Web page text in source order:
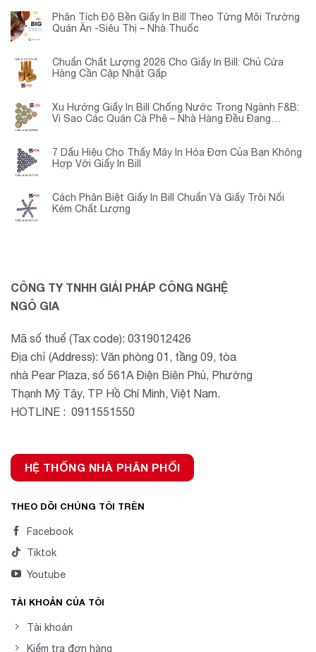
Phân Tích Độ Bền Giấy In Bill Theo Từng Môi Trường
Quán Ăn -Siêu Thị – Nhà Thuốc
Chuẩn Chất Lượng 2026 Cho Giấy In Bill: Chủ Cửa
Hàng Cần Cập Nhật Gấp
Xu Hướng Giấy In Bill Chống Nước Trong Ngành F&B:
Vì Sao Các Quán Cà Phê – Nhà Hàng Đều Đang
7 Dấu Hiệu Cho Thấy Máy In Hóa Đơn Của Bạn Không
Hợp Với Giấy In Bill
Cách Phân Biệt Giấy In Bill Chuẩn Và Giấy Trôi Nổi
Kém Chất Lượng
CÔNG TY TNHH GIẢI PHÁP CÔNG NGHỆ
NGÔ GIA
Mã số thuế (Tax code): 0319012426
Địa chỉ (Address): Văn phòng 01, tầng 09, tòa
nhà Pear Plaza, số 561A Điện Biên Phủ, Phường
Thạnh Mỹ Tây, TP Hồ Chí Minh, Việt Nam.
HOTLINE : 0911551550
HỆ THỐNG NHÀ PHÂN PHỐI
THEO DÕI CHÚNG TÔI TRÊN
Facebook
Tiktok
Youtube
TÀI KHOẢN CỦA TÔI
Tài khoản
Kiểm tra đơn hàng